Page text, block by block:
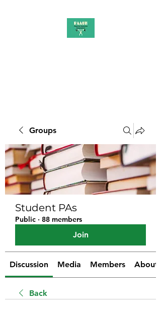
Groups
Student PAs
Public · 88 members
Join
Discussion Media Members About
Back